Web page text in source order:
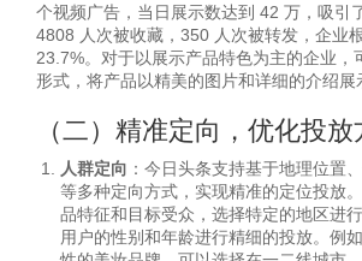
个视频广告，当日展示数达到 42 万，吸引
4808 人次被收藏，350 人次被转发，企业
23.7%。对于以展示产品特色为主的企业，
形式，将产品以精美的图片和详细的介绍展
（二）精准定向，优化投放
人群定向 ：今日头条支持基于地理位置
等多种定向方式，实现精准的定位投放
品特征和目标受众，选择特定的地区进
用户的性别和年龄进行精细的投放。例